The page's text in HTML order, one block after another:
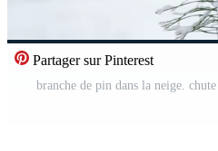
Partager sur Pinterest